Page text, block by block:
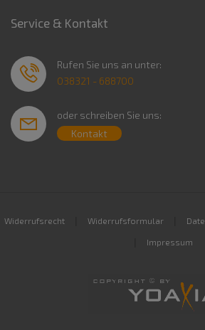
Service & Kontakt
Rufen Sie uns an unter:
038321 - 688700
oder schreiben Sie uns:
Kontakt
Widerrufsrecht Widerrufsformular
Impressum